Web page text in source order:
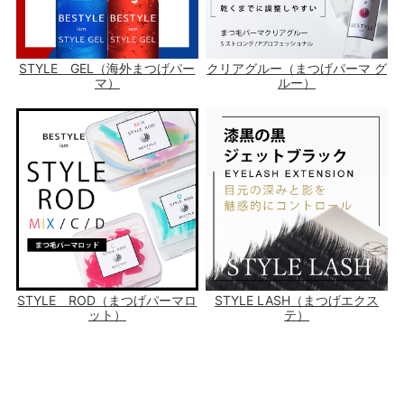
STYLE GEL（海外まつげパー
マ）
クリアグルー（まつげパーマ グ
ルー）
STYLE ROD（まつげパーマロ
ット）
STYLE LASH（まつげエクス
テ）